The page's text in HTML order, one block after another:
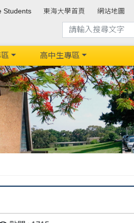
Students 東海大學首頁 網站地圖
高中生專區